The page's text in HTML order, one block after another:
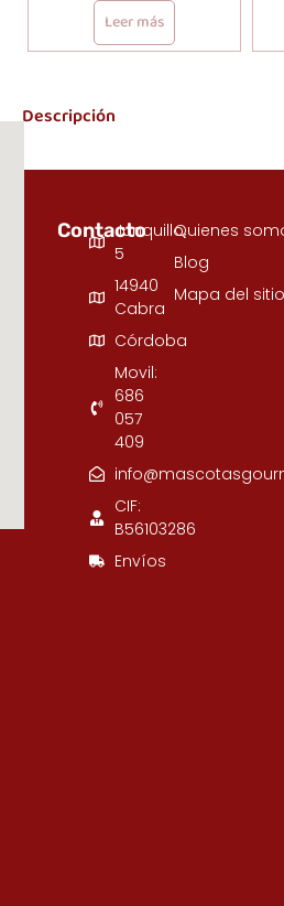
Leer más
Descripción
ContactoJunquillo,
5
14940
Cabra
Córdoba
Movil:
686
057
409
CIF:
B56103286
Envíos
Quienes
Blog
Mapa del sitio